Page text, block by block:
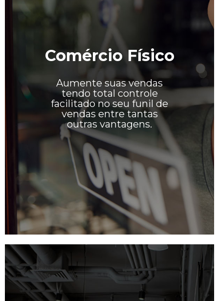
Comércio Físico
Aumente suas vendas
tendo total controle
facilitado no seu funil de
vendas entre tantas
outras vantagens.